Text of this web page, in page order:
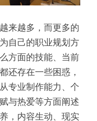
来越多，而更多的
自己的职业规划方
方面的技能、当前
还存在一些困惑，
专业制作能力、个
与热爱等方面阐述
，内容生动、现实